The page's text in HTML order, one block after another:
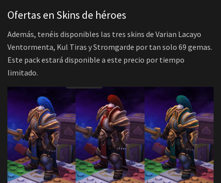
Ofertas en Skins de héroes
Además, tenéis disponibles las tres skins de Varian Lacayo
Ventormenta, Kul Tiras y Stromgarde por tan solo 69 gemas.
Este pack estará disponible a este precio por tiempo
limitado.